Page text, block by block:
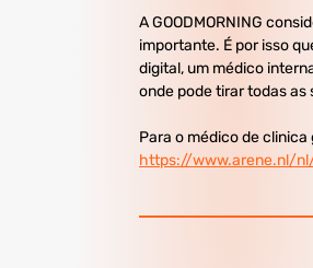
A GOODMORNING
importante. É por isso
digital, um médico
onde pode tirar todas as
Para o médico de clinica
https://www.arene.nl/